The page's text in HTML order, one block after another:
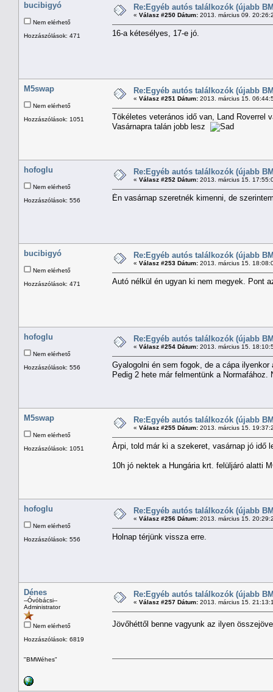
bucibigyó
Nem elérhető
Hozzászólások: 471
Re:Egyéb autós találkozók (újabb
« Válasz #250 Dátum: 2013. március 09.
16-a kétesélyes, 17-e jó.
M5swap
Nem elérhető
Hozzászólások: 1051
Re:Egyéb autós találkozók (újabb
« Válasz #251 Dátum: 2013. március 15.
Tökéletes veterános idő van, Land Roverrel
Vasárnapra talán jobb lesz
hofoglu
Nem elérhető
Hozzászólások: 556
Re:Egyéb autós találkozók (újabb
« Válasz #252 Dátum: 2013. március 15.
Én vasárnap szeretnék kimenni, de
bucibigyó
Nem elérhető
Hozzászólások: 471
Re:Egyéb autós találkozók (újabb
« Válasz #253 Dátum: 2013. március 15.
Autó nélkül én ugyan ki nem megyek. Pont
hofoglu
Nem elérhető
Hozzászólások: 556
Re:Egyéb autós találkozók (újabb
« Válasz #254 Dátum: 2013. március 15.
Gyalogolni én sem fogok, de a cápa ilyenkor
Pedig 2 hete már felmentünk a
M5swap
Nem elérhető
Hozzászólások: 1051
Re:Egyéb autós találkozók (újabb
« Válasz #255 Dátum: 2013. március 15.
Árpi, told már ki a szekeret, vasárnap jó idő
10h jó nektek a Hungária krt. felüljáró alatti
hofoglu
Nem elérhető
Hozzászólások: 556
Re:Egyéb autós találkozók (újabb
« Válasz #256 Dátum: 2013. március 15.
Holnap térjünk vissza erre.
Dénes
--Óvóbácsi--
Administrator
Nem elérhető
Hozzászólások: 6819
"BMWéhes"
Re:Egyéb autós találkozók (újabb
« Válasz #257 Dátum: 2013. március 15.
Jövőhéttől benne vagyunk az ilyen